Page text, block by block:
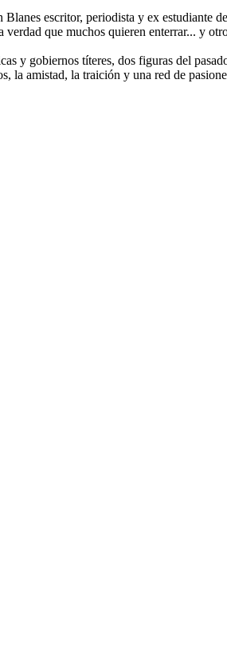
escritor, periodista y ex estudiante
que muchos quieren enterrar... y
y gobiernos títeres, dos figuras del
la amistad, la traición y una red de